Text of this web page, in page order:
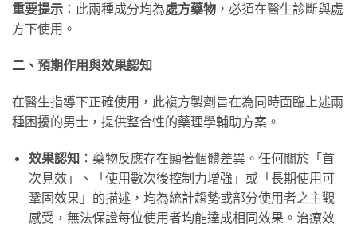
重要提示 ：此兩種成分均為處方藥物 ，必須在醫生診斷與處
方下使用。
二、預期作用與效果認知
在醫生指導下正確使用，此複方製劑旨在為同時面臨上述兩
種困擾的男士，提供整合性的藥理學輔助方案。
效果認知：藥物反應存在顯著個體差異。任何關於「首
次見效」、「使用數次後控制力增強」或「長期使用可
鞏固效果」的描述，均為統計趨勢或部分使用者之主觀
感受，無法保證每位使用者均能達成相同效果。治療效